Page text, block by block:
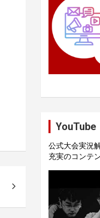
YouTube
公式大会実況
充実のコンテ